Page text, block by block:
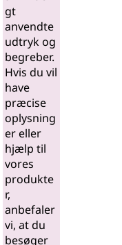
gt
anvendte
udtryk og
begreber.
Hvis du vil
have
præcise
oplysning
er eller
hjælp til
vores
produkte
r,
anbefaler
vi, at du
besøger